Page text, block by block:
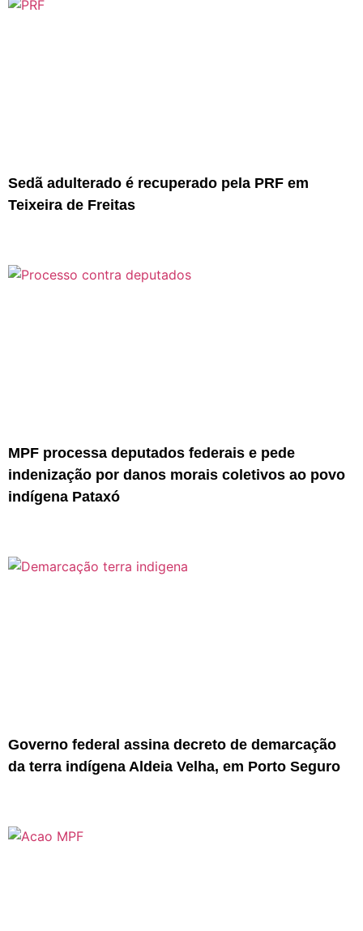
Sedã adulterado é recuperado pela PRF em
Teixeira de Freitas
MPF processa deputados federais e pede
indenização por danos morais coletivos ao povo
indígena Pataxó
Governo federal assina decreto de demarcação
da terra indígena Aldeia Velha, em Porto Seguro